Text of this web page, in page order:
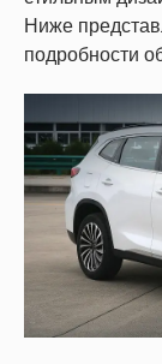
Ниже
подробности